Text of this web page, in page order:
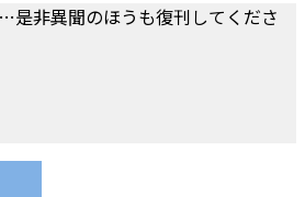
是非異聞のほうも復刊してくださ